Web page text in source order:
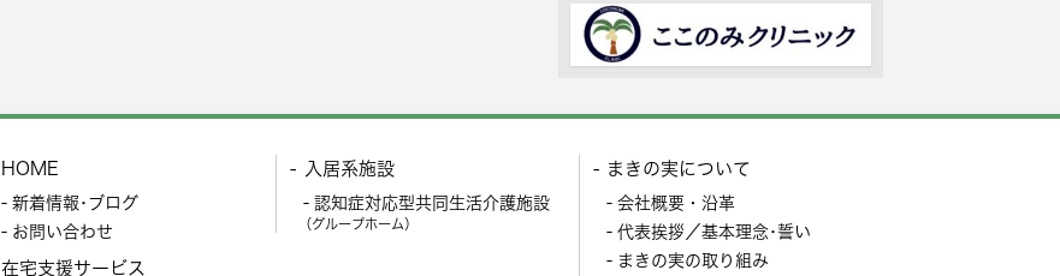
HOME
新着情報･ブログ
お問い合わせ
在宅支援サービス
入居系施設
認知症対応型共同生活介護施設
（グループホーム）
まきの実について
会社概要・沿革
代表挨拶／基本理念･誓い
まきの実の取り組み